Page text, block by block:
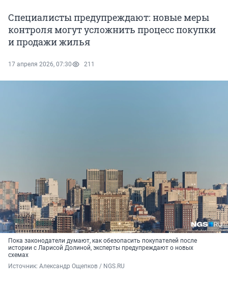
Специалисты предупреждают: новые меры
контроля могут усложнить процесс покупки
и продажи жилья
17 апреля 2026, 07:30 211
Пока законодатели думают, как обезопасить покупателей после
истории с Ларисой Долиной, эксперты предупреждают о новых
схемах
Источник: Александр Ощепков / NGS.RU